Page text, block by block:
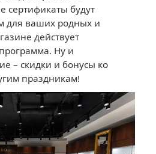
сертификаты будут
для ваших родных и
действует
Ну и
– скидки и бонусы ко
праздникам!